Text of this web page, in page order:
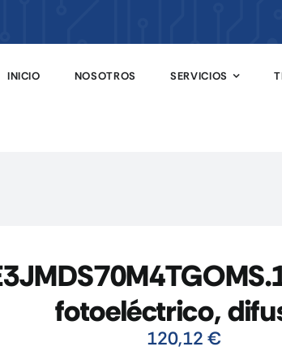
INICIO NOSOTROS SERVICIOS
fotoeléctrico,
120,12€